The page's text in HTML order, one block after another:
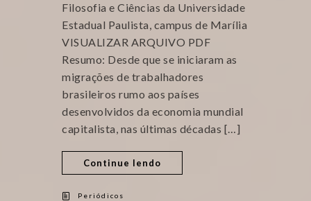
Filosofia e Ciências da Universidade
Estadual Paulista, campus de Marília
VISUALIZAR ARQUIVO PDF
Resumo: Desde que se iniciaram as
migrações de trabalhadores
brasileiros rumo aos países
desenvolvidos da economia mundial
capitalista, nas últimas décadas […]
Continue lendo
Periódicos